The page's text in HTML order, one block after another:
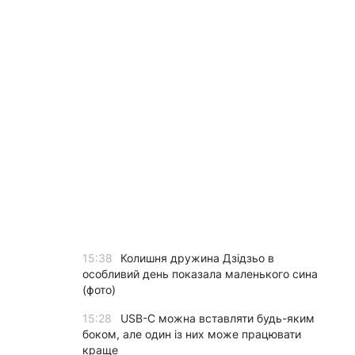
15:38
Колишня дружина Дзідзьо в
особливий день показала маленького сина
(фото)
15:28
USB-C можна вставляти будь-яким
боком, але один із них може працювати
краще